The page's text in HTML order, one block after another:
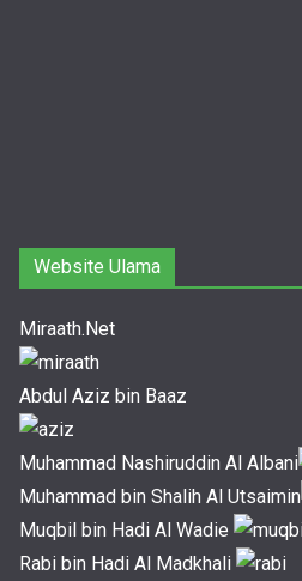
Website Ulama
Miraath.Net
Abdul Aziz bin Baaz
Muhammad Nashiruddin Al Albani
Muhammad bin Shalih Al Utsaimin
Muqbil bin Hadi Al Wadie
Rabi bin Hadi Al Madkhali